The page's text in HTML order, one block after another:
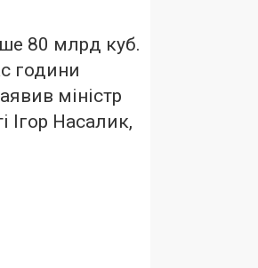
80 млрд куб.
години
міністр
Ігор Насалик,